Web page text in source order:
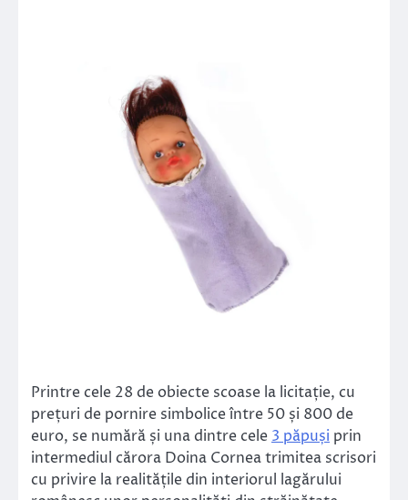
Printre cele 28 de obiecte scoase la licitație, cu
prețuri de pornire simbolice între 50 și 800 de
euro, se numără și una dintre cele 3 păpuși prin
intermediul cărora Doina Cornea trimitea scrisori
cu privire la realitățile din interiorul lagărului